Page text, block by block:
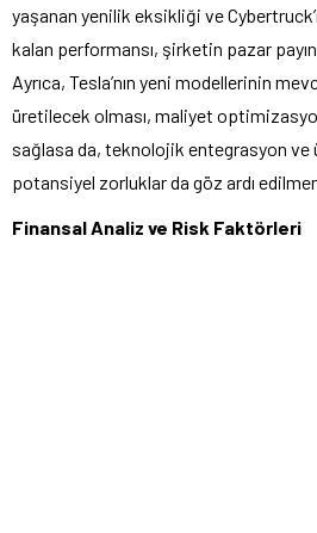
yaşanan yenilik eksikliği ve
kalan performansı, şirketin pazar
Ayrıca, Tesla’nın yeni modellerinin
üretilecek olması, maliyet
sağlasa da, teknolojik entegrasyon
potansiyel zorluklar da göz ardı
Finansal Analiz ve Risk Faktörleri